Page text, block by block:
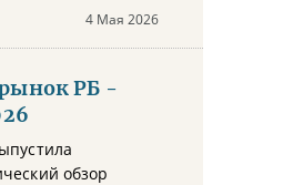
4 Мая 2026
РБ -
обзор